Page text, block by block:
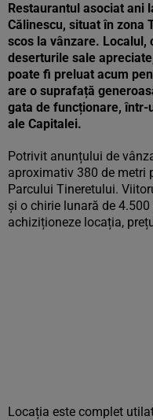
Restaurantul asociat ani
Călinescu, situat în zona
scos la vânzare. Localul,
deserturile sale
poate fi preluat acum
are o suprafață
gata de funcționare, într-
ale Capitalei.
Potrivit anunțului de
aproximativ 380 de metri
Parcului Tineretului.
și o chirie lunară de
achiziționeze locația,
Locația este complet